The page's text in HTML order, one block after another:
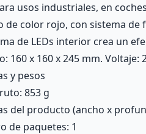
usos industriales, en
de color rojo, con sistema
de LEDs interior crea un
160 x 160 x 245 mm. Voltaje:
y pesos
853 g
del producto (ancho x
de paquetes: 1